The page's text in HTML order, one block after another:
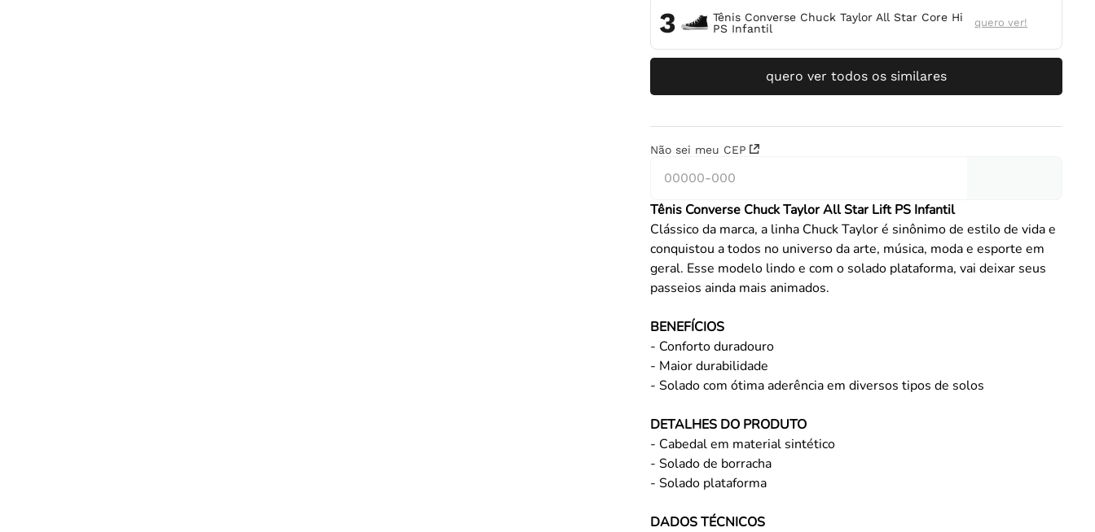
3
Tênis Converse Chuck Taylor All Star Core Hi
PS Infantil
quero ver!
quero ver todos os similares
Não sei meu CEP
Tênis Converse Chuck Taylor All Star Lift PS Infantil
Clássico da marca, a linha Chuck Taylor é sinônimo de estilo de vida e
conquistou a todos no universo da arte, música, moda e esporte em
geral. Esse modelo lindo e com o solado plataforma, vai deixar seus
passeios ainda mais animados.
BENEFÍCIOS
- Conforto duradouro
- Maior durabilidade
- Solado com ótima aderência em diversos tipos de solos
DETALHES DO PRODUTO
- Cabedal em material sintético
- Solado de borracha
- Solado plataforma
DADOS TÉCNICOS